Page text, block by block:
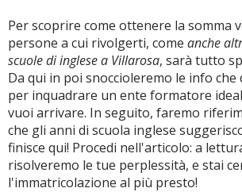
Per scoprire come ottenere la somma
persone a cui rivolgerti, come anche
scuole di inglese a Villarosa, sarà tutto
Da qui in poi snoccioleremo le info che
per inquadrare un ente formatore
vuoi arrivare. In seguito, faremo
che gli anni di scuola inglese
finisce qui! Procedi nell'articolo: a
risolveremo le tue perplessità, e stai
l'immatricolazione al più presto!